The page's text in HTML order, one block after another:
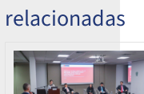
relacionadas